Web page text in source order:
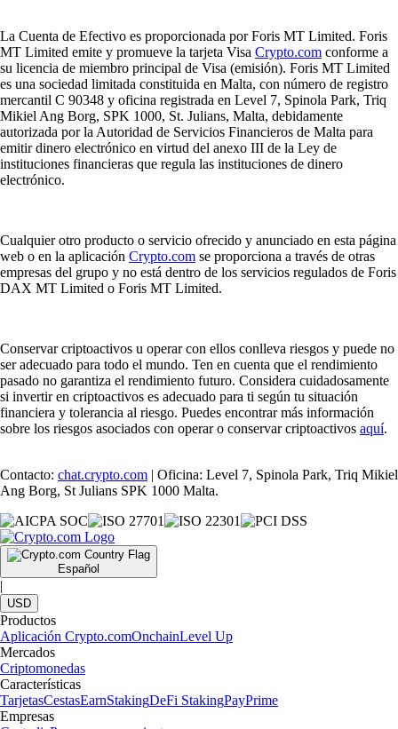
La Cuenta de Efectivo es proporcionada por Foris MT Limited. Foris
MT Limited emite y promueve la tarjeta Visa Crypto.com conforme a
su licencia de miembro principal de Visa (emisión). Foris MT Limited
es una sociedad limitada constituida en Malta, con número de registro
mercantil C 90348 y oficina registrada en Level 7, Spinola Park, Triq
Mikiel Ang Borg, SPK 1000, St. Julians, Malta, debidamente
autorizada por la Autoridad de Servicios Financieros de Malta para
emitir dinero electrónico en virtud del anexo III de la Ley de
instituciones financieras que regula las instituciones de dinero
electrónico.
Cualquier otro producto o servicio ofrecido y anunciado en esta página
web o en la aplicación Crypto.com se proporciona a través de otras
empresas del grupo y no está dentro de los servicios regulados de Foris
DAX MT Limited o Foris MT Limited.
Conservar criptoactivos u operar con ellos conlleva riesgos y puede no
ser adecuado para todo el mundo. Ten en cuenta que el rendimiento
pasado no garantiza el rendimiento futuro. Considera cuidadosamente
si invertir en criptoactivos es adecuado para ti según tu situación
financiera y tolerancia al riesgo. Puedes encontrar más información
sobre los riesgos asociados con operar o conservar criptoactivos aquí.
Contacto: chat.crypto.com | Oficina: Level 7, Spinola Park, Triq Mikiel
Ang Borg, St Julians SPK 1000 Malta.
Español
|
USD
Productos
Aplicación Crypto.comOnchainLevel Up
Mercados
Criptomonedas
Características
TarjetasCestasEarnStakingDeFi StakingPayPrime
Empresas